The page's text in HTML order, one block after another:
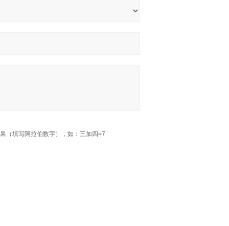
（填写阿拉伯数字），如：三加四=7